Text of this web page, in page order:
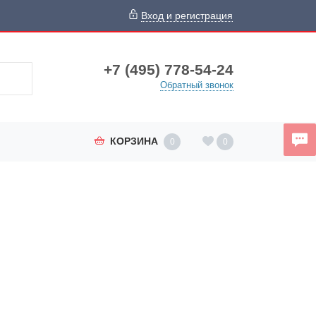
Вход и регистрация
+7 (495) 778-54-24
Обратный звонок
КОРЗИНА 0 0